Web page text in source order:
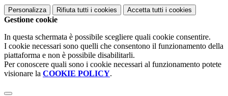
Personalizza Rifiuta tutti i cookies Accetta tutti i cookies
Gestione cookie
In questa schermata è possibile scegliere quali cookie consentire.
I cookie necessari sono quelli che consentono il funzionamento della
piattaforma e non è possibile disabilitarli.
Per conoscere quali sono i cookie necessari al funzionamento potete
visionare la COOKIE POLICY.